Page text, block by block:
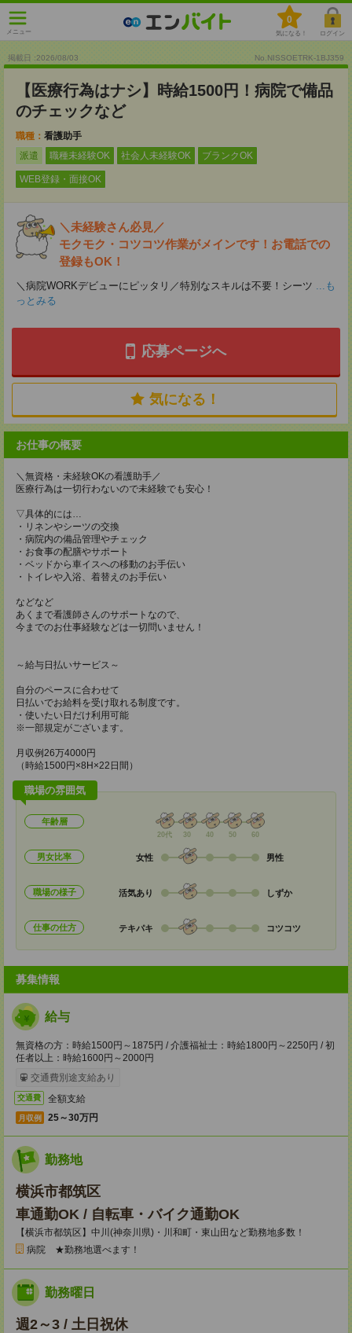
メニュー
0
気になる！ ログイン
掲載日 :2026/08/03 No.NISSOETRK-1BJ359
【医療行為はナシ】時給1500円！病院で備品
のチェックなど
職種： 看護助手
派遣
職種未経験OK 社会人未経験OK ブランクOK
WEB登録・面接OK
＼未経験さん必見／
モクモク・コツコツ作業がメインです！お電話での
登録もOK！
＼病院WORKデビューにピッタリ／特別なスキルは不要！シーツ ...も
っとみる
応募ページへ
気になる！
お仕事の概要
＼無資格・未経験OKの看護助手／
医療行為は一切行わないので未経験でも安心！
▽具体的には…
・リネンやシーツの交換
・病院内の備品管理やチェック
・お食事の配膳やサポート
・ベッドから車イスへの移動のお手伝い
・トイレや入浴、着替えのお手伝い
などなど
あくまで看護師さんのサポートなので、
今までのお仕事経験などは一切問いません！
～給与日払いサービス～
自分のペースに合わせて
日払いでお給料を受け取れる制度です。
・使いたい日だけ利用可能
※一部規定がございます。
月収例26万4000円
（時給1500円×8H×22日間）
職場の雰囲気
年齢層
20代 30 40 50 60
男女比率 女性 男性
職場の様子 活気あり しずか
仕事の仕方 テキパキ コツコツ
募集情報
給与
無資格の方：時給1500円～1875円 / 介護福祉士：時給1800円～2250円 / 初
任者以上：時給1600円～2000円
交通費別途支給あり
交通費 全額支給
月収例 25～30万円
勤務地
横浜市都筑区
車通勤OK / 自転車・バイク通勤OK
【横浜市都筑区】中川(神奈川県)・川和町・東山田など勤務地多数！
病院 ★勤務地選べます！
勤務曜日
週2～3 / 土日祝休